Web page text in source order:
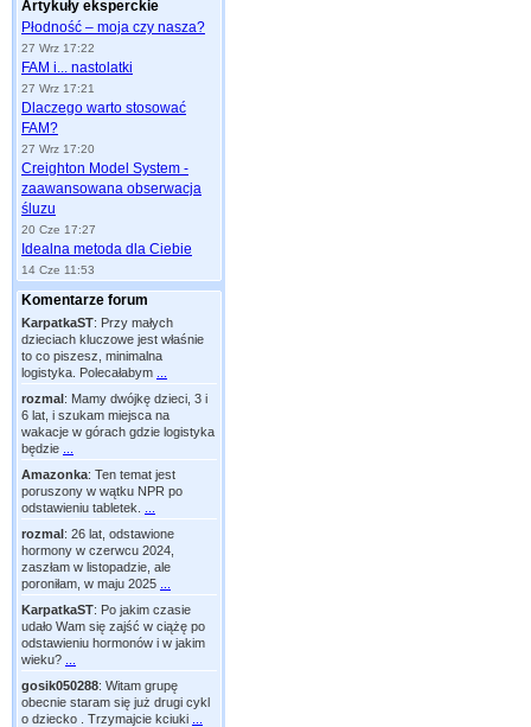
Artykuły eksperckie
Płodność – moja czy nasza?
27 Wrz 17:22
FAM i... nastolatki
27 Wrz 17:21
Dlaczego warto stosować
FAM?
27 Wrz 17:20
Creighton Model System -
zaawansowana obserwacja
śluzu
20 Cze 17:27
Idealna metoda dla Ciebie
14 Cze 11:53
Komentarze forum
KarpatkaST: Przy małych
dzieciach kluczowe jest właśnie
to co piszesz, minimalna
logistyka. Polecałabym
rozmal: Mamy dwójkę dzieci, 3 i
6 lat, i szukam miejsca na
wakacje w górach gdzie logistyka
będzie
Amazonka: Ten temat jest
poruszony w wątku NPR po
odstawieniu tabletek.
rozmal: 26 lat, odstawione
hormony w czerwcu 2024,
zaszłam w listopadzie, ale
poroniłam, w maju 2025
KarpatkaST: Po jakim czasie
udało Wam się zajść w ciążę po
odstawieniu hormonów i w jakim
wieku?
gosik050288: Witam grupę
obecnie staram się już drugi cykl
o dziecko . Trzymajcie kciuki